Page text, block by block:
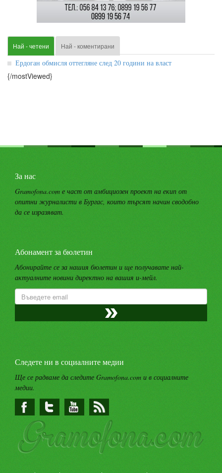
Най - четени Най - коментирани
Ердоган обмисля оттегляне след 20 години на власт
{/mostViewed}
За нас
Gramofona.com е част от амбициозен проект на екип от
опитни журналисти в Бургас, които търсят начин сводобно
да се изразяват.
Абонамент за бюлетин
Абонирайте се за нашия бюлетин и ще получавате най-
актуалните новини директно на вашия и-мейл.
Следете ни в социалните медии
Ще се радваме да следите Gramofona.com и в социалните
медии.